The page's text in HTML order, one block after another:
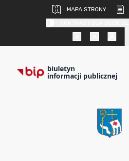
MAPA STRONY
biuletyn
informacji publicznej